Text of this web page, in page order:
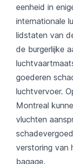
eenheid in
internationale
lidstaten van
de burgerlijke
goederen
luchtvervoer.
Montreal
vluchten
verstoring van
bagage.